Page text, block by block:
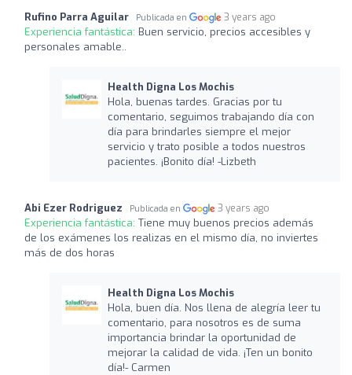
Rufino Parra Aguilar Publicada en 3 years ago
Experiencia fantástica: Buen servicio, precios accesibles y
personales amable..
Health Digna Los Mochis
Hola, buenas tardes. Gracias por tu
comentario, seguimos trabajando día con
día para brindarles siempre el mejor
servicio y trato posible a todos nuestros
pacientes. ¡Bonito día! -Lizbeth
Abi Ezer Rodriguez Publicada en 3 years ago
Experiencia fantástica: Tiene muy buenos precios además
de los exámenes los realizas en el mismo día, no inviertes
más de dos horas
Health Digna Los Mochis
Hola, buen día. Nos llena de alegría leer tu
comentario, para nosotros es de suma
importancia brindar la oportunidad de
mejorar la calidad de vida. ¡Ten un bonito
día!- Carmen